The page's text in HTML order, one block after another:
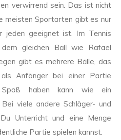
verwirrend sein. Das ist nicht
meisten Sportarten gibt es nur
jeden geeignet ist. Im Tennis
gleichen Ball wie Rafael
gibt es mehrere Bälle, das
Anfänger bei einer Partie
haben kann wie ein
viele andere Schläger- und
Unterricht und eine Menge
Partie spielen kannst.